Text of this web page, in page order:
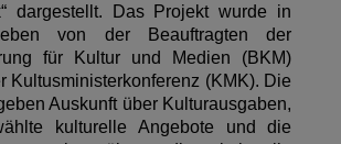
dargestellt. Das Projekt wurde in
von der Beauftragten der
für Kultur und Medien (BKM)
Kultusministerkonferenz (KMK). Die
Auskunft über Kulturausgaben,
kulturelle Angebote und die